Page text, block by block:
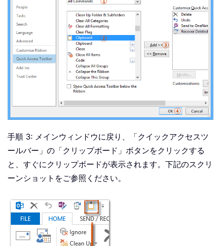
手順 3: メインウィンドウに戻り、「クイックアクセスツ
ールバー」の「クリップボード」ボタンをクリックする
と、すぐにクリップボードが表示されます。下記のスクリ
ーンショットをご参照ください。